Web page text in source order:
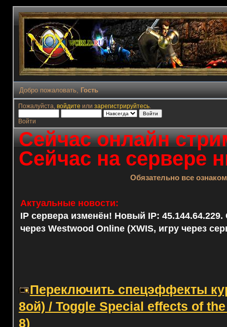
Добро пожаловать, Гость
Пожалуйста, войдите или зарегистрируйтесь.
Войти
Сейчас онлайн
Сейчас на сервере
Обязательно все
Актуальные новости:
IP сервера изменён! Новый IP: 45.144.64.229.
через Westwood Online (XWIS, игру через
Переключить спецэффекты
8ой) / Toggle Special effects of
8)